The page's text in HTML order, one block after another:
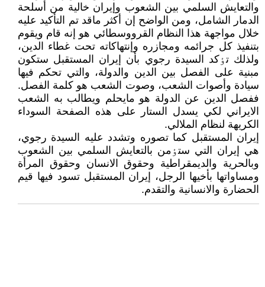
والتعايش السلمي بين الشعوب وإيران خالية من أسلحة
الدمار الشامل، ومن الواضح إن أکثر ماقد تم التأکيد عليه
خلال مواجهة هذا النظام القرووسطائي هو إنه قام ويقوم
بتنفيذ کل جرائمه ومجازره وإنتهاکاته تحت غطاء الدين،
ولذلك تٶکد السيدة رجوي بأن إيران المستقبل ستکون
مبنية على الفصل بين الدين والدولة، والتي تحكم فيها
سيادة وأصوات الشعب، وصوت الشعب هو كلمة الفصل.
ففصل الدين عن الدولة هو مايحلم ويطالب به الشعب
الايراني لکي يسدل الستار على هذه الصفحة السوداء
الکريهة لنظام الملالي.
إيران المستقبل کما تصوره وتشدد عليه السيدة رجوي،
هي إيران التي ستٶمن بالتعايش السلمي بين الشعوب
وبالحرية والديمقراطية وحقوق الانسان وحقوق المرأة
ومساواتها بأخيها الرجل، إيران المستقبل تسود فيها قيم
الحضارة والانسانية والتقدم.